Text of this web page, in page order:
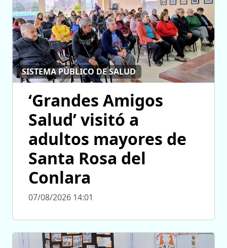
SISTEMA PÚBLICO DE SALUD
‘Grandes Amigos
Salud’ visitó a
adultos mayores de
Santa Rosa del
Conlara
07/08/2026 14:01